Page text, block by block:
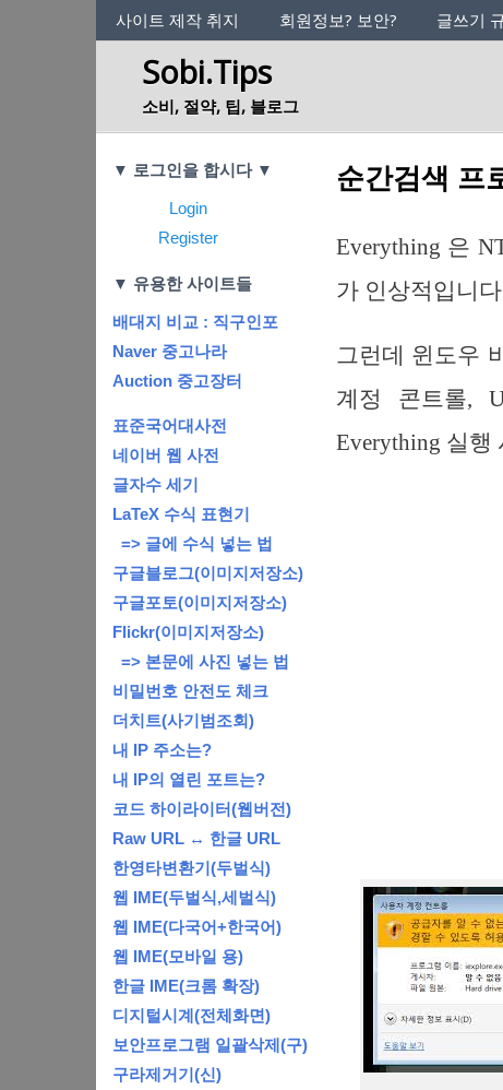
사이트의 정체성
사이트 제작 취지 회원정보? 보안? 글쓰기
Sobi.Tips
소비, 절약, 팁, 블로그
Categories
순간검색 프
Everything 은
가 인상적입니
그런데 윈도우
계정 콘트롤,
Everything 실행
▼ 로그인을 합시다 ▼
Login
Register
▼ 유용한 사이트들
배대지 비교 : 직구인포
Naver 중고나라
Auction 중고장터
표준국어대사전
네이버 웹 사전
글자수 세기
LaTeX 수식 표현기
=> 글에 수식 넣는 법
구글블로그(이미지저장소)
구글포토(이미지저장소)
Flickr(이미지저장소)
=> 본문에 사진 넣는 법
비밀번호 안전도 체크
더치트(사기범조회)
내 IP 주소는?
내 IP의 열린 포트는?
코드 하이라이터(웹버전)
Raw URL ↔ 한글 URL
한영타변환기(두벌식)
웹 IME(두벌식,세벌식)
웹 IME(다국어+한국어)
웹 IME(모바일 용)
한글 IME(크롬 확장)
디지털시계(전체화면)
보안프로그램 일괄삭제(구)
구라제거기(신)